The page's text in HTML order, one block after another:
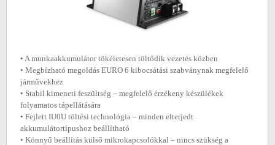
• A munkaakkumulátor tökéletesen töltődik vezetés közben
• Megbízható megoldás EURO 6 kibocsátási szabványnak megfelelő
járművekhez
• Stabil kimeneti feszültség – megfelelő érzékeny készülékek
folyamatos tápellátására
• Fejlett IU0U töltési technológia – minden elterjedt
akkumulátortípushoz beállítható
• Könnyű beállítás külső mikrokapcsolókkal – nincs szükség a